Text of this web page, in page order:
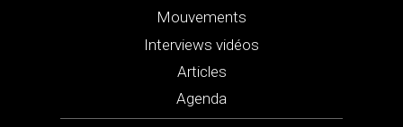
Mouvements
Interviews vidéos
Articles
Agenda